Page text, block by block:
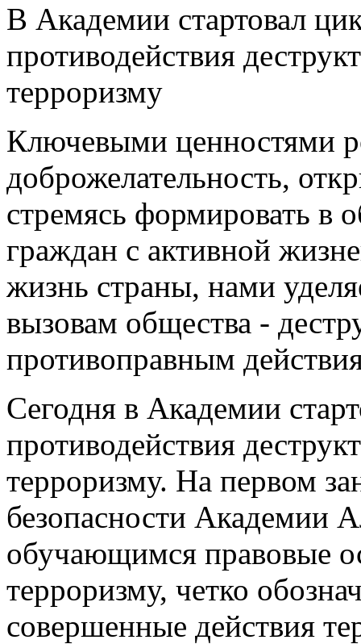
В Академии стартовал
противодействия
терроризму
Ключевыми ценностями
доброжелательность,
стремясь формировать в
граждан с активной
жизнь страны, нами
вызовам общества -
противоправным
Сегодня в Академии
противодействия
терроризму. На первом
безопасности Академии
обучающимся правовые
терроризму, четко
совершенные действия